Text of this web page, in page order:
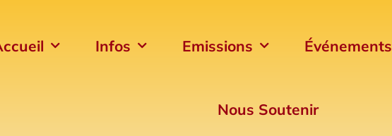
Infos Emissions Événements
Nous Soutenir